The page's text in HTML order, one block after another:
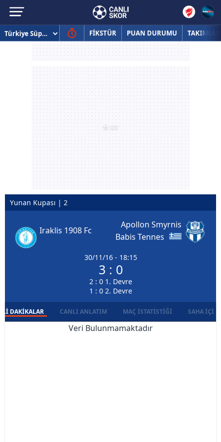
FİKSTÜR PUAN DURUMU TAKIMLAR
Yunan Kupası | 2
Iraklis 1908 Fc
30/11/16 - 18:15
3 : 0
2 : 0 1. Devre
1 : 0 2. Devre
Apollon Smyrnis
Babis Tennes
DAKIKALAR CANLI ANLATIM MAÇ İSTATISTIĞI SAHA İÇI
Veri Bulunmamaktadır